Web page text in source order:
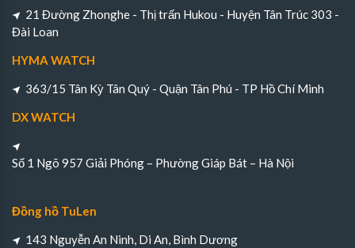
21 Đường Zhonghe - Thị trấn Hukou - Huyện Tân Trúc 303 -
Đài Loan
HYMA WATCH
363/15 Tân Kỳ Tân Quý - Quận Tân Phú - TP Hồ Chí Minh
DX WATCH
Số 1 Ngõ 957 Giải Phóng – Phường Giáp Bát – Hà Nội
Đồng hồ TuLen
143 Nguyễn An Ninh, Di An, Bình Dương